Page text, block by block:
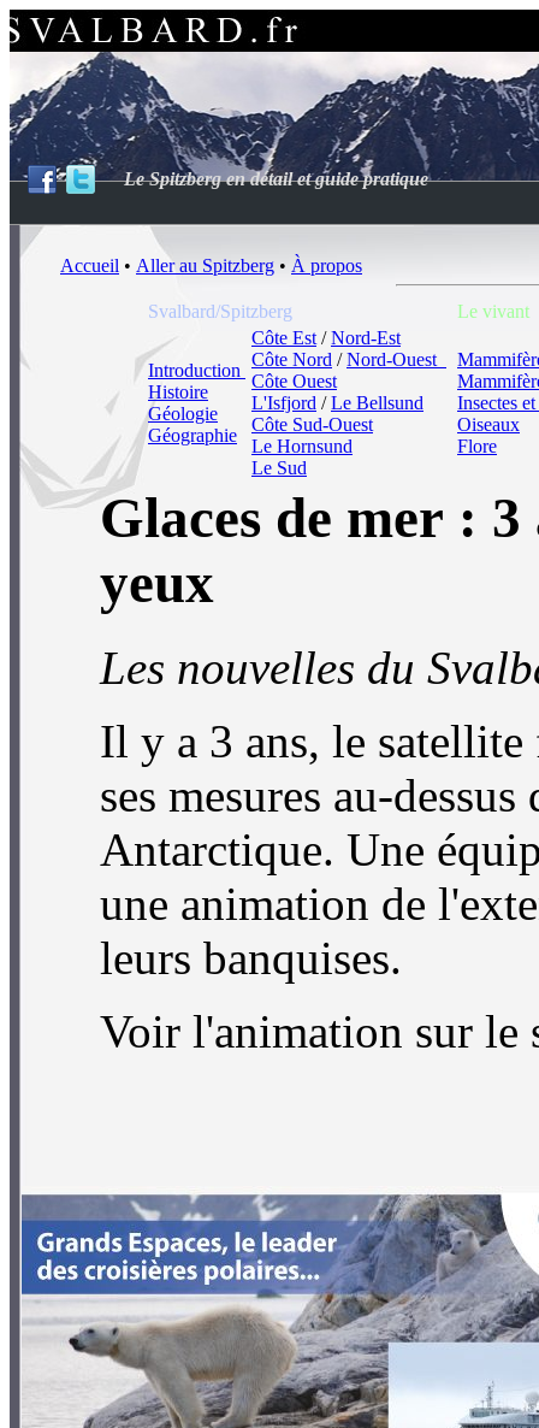
Le Spitzberg en détail et guide pratique
Accueil • Aller au Spitzberg • À propos
Svalbard/Spitzberg Le vivant
Introduction
Histoire
Géologie
Géographie
Côte Est /Nord-Est
Côte Nord /Nord‑Ouest
Côte Ouest
L'Isfjord /Le Bellsund
Côte Sud-Ouest
Le Hornsund
Le Sud
Insectes
Oiseaux
Flore
Glaces de mer :
yeux
Les nouvelles du
Il y a 3 ans, le
ses mesures au-
Antarctique. Une
une animation de
leurs banquises.
Voir l'animation sur le